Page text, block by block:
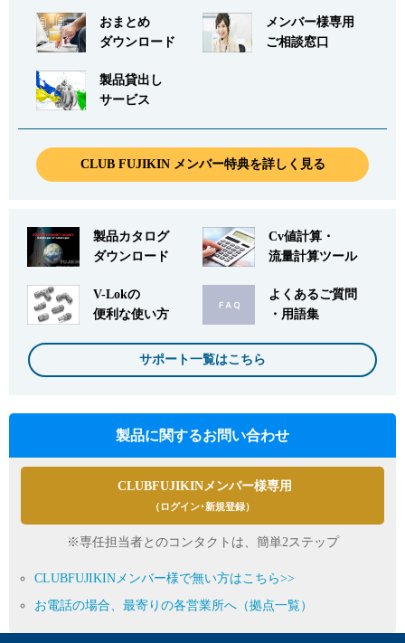
おまとめ
ダウンロード
メンバー様専用
ご相談窓口
製品貸出し
サービス
CLUB FUJIKIN メンバー特典を詳しく見る
製品カタログ
ダウンロード
Cv値計算・
流量計算ツール
V-Lokの
便利な使い方
よくあるご質問
・用語集
サポート一覧はこちら
製品に関するお問い合わせ
CLUBFUJIKINメンバー様専用
（ログイン･新規登録）
※専任担当者とのコンタクトは、簡単2ステップ
CLUBFUJIKINメンバー様で無い方はこちら>>
お電話の場合、最寄りの各営業所へ（拠点一覧）